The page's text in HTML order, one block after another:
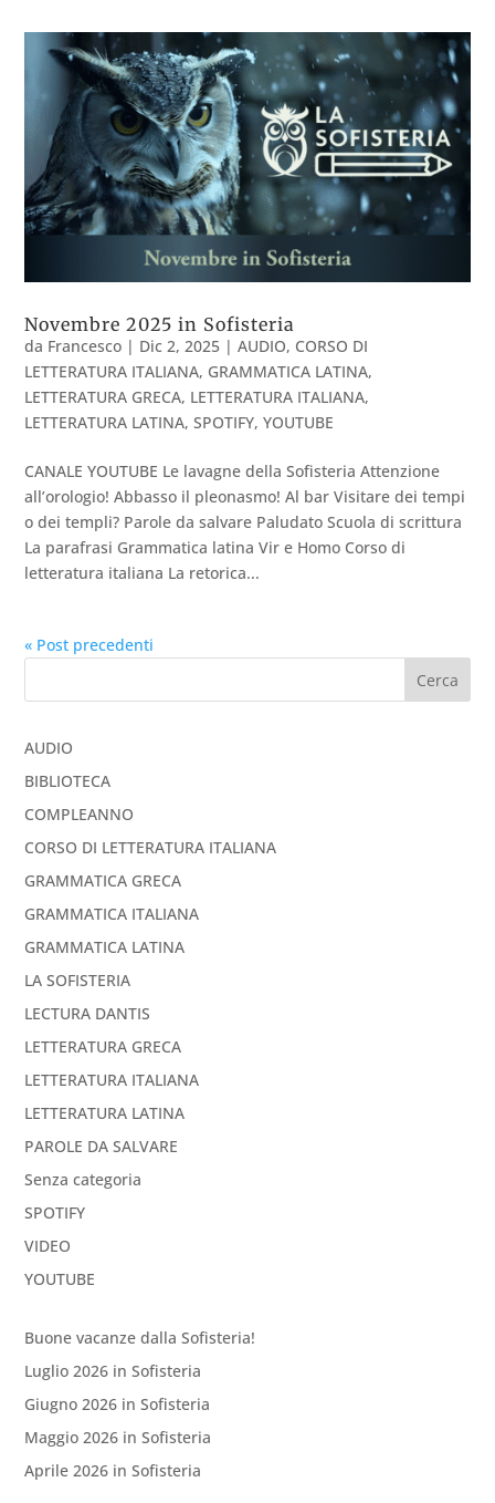
Novembre 2025 in Sofisteria
da Francesco | Dic 2, 2025 |AUDIO, CORSO DI
LETTERATURA ITALIANA, GRAMMATICA LATINA,
LETTERATURA GRECA, LETTERATURA ITALIANA,
LETTERATURA LATINA,SPOTIFY,YOUTUBE
CANALE YOUTUBE Le lavagne della Sofisteria Attenzione
all’orologio! Abbasso il pleonasmo! Al bar Visitare dei tempi
o dei templi? Parole da salvare Paludato Scuola di scrittura
La parafrasi Grammatica latina Vir e Homo Corso di
letteratura italiana La retorica...
« Post precedenti
Cerca
AUDIO
BIBLIOTECA
COMPLEANNO
CORSO DI LETTERATURA ITALIANA
GRAMMATICA GRECA
GRAMMATICA ITALIANA
GRAMMATICA LATINA
LA SOFISTERIA
LECTURA DANTIS
LETTERATURA GRECA
LETTERATURA ITALIANA
LETTERATURA LATINA
PAROLE DA SALVARE
Senza categoria
SPOTIFY
VIDEO
YOUTUBE
Buone vacanze dalla Sofisteria!
Luglio 2026 in Sofisteria
Giugno 2026 in Sofisteria
Maggio 2026 in Sofisteria
Aprile 2026 in Sofisteria